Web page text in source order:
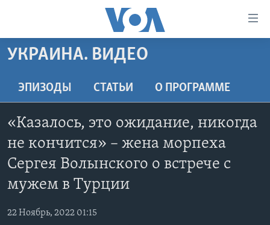
Перейти
на
контент
основной
Перейти
ПРОГРАММЫ
НОВОСТИ ЗА МИНУТУ
ПОЧЕМУ ЭТО ВАЖНО?
ДИСКУССИЯ VOA
ДЕТАЛИ
УЧИМ АНГЛИЙСКИЙ
А КАК В АМЕРИКЕ?
АРТЕФАКТЫ
АМЕРИКАНСКИЕ ГОРОДКИ
ЭКСПЕРТИЗА
ИНТЕРВЬЮ
ФАКТЫ ПРОТИВ ФЕЙКОВ
ЗА СВОБОДУ ПРЕССЫ
УЧИМ АНГЛИЙСКИЙ
УКРАИНА. ВИДЕО
ЭПИЗОДЫ СТАТЬИ O ПРОГРАММЕ
«Казалось, это ожидание, никогда
не кончится» – жена морпеха
Сергея Волынского о встрече с
мужем в Турции
22 Ноябрь, 2022 01:15